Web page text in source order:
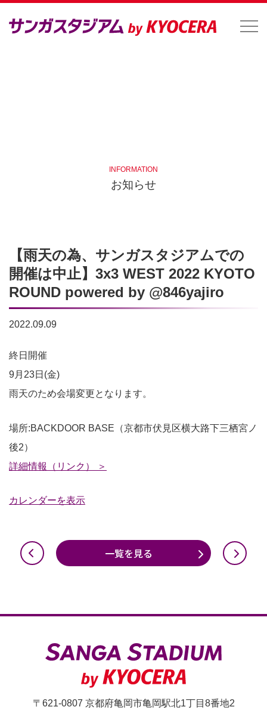
INFORMATION
お知らせ
【雨天の為、サンガスタジアムでの
開催は中止】3x3 WEST 2022 KYOTO
ROUND powered by @846yajiro
2022.09.09
【雨
天
の
サ
ン
ガ
タ
終日開催
9月23日(金)
雨天のため会場変更となります。
場所:BACKDOOR BASE（京都市伏見区横大路下三栖宮ノ
後2）
詳細情報（リンク） ＞
カレンダーを表示
一覧を見る
〒621-0807 京都府亀岡市亀岡駅北1丁目8番地2